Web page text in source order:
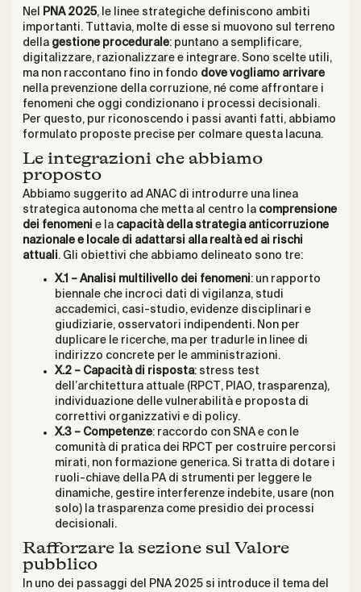
Nel PNA 2025, le linee strategiche definiscono ambiti
importanti. Tuttavia, molte di esse si muovono sul terreno
della gestione procedurale: puntano a semplificare,
digitalizzare, razionalizzare e integrare. Sono scelte utili,
ma non raccontano fino in fondo dove vogliamo arrivare
nella prevenzione della corruzione, né come affrontare i
fenomeni che oggi condizionano i processi decisionali.
Per questo, pur riconoscendo i passi avanti fatti, abbiamo
formulato proposte precise per colmare questa lacuna.
Le integrazioni che abbiamo
proposto
Abbiamo suggerito ad ANAC di introdurre una linea
strategica autonoma che metta al centro la comprensione
dei fenomeni e la capacità della strategia anticorruzione
nazionale e locale di adattarsi alla realtà ed ai rischi
attuali. Gli obiettivi che abbiamo delineato sono tre:
X.1 – Analisi multilivello dei fenomeni: un rapporto
biennale che incroci dati di vigilanza, studi
accademici, casi-studio, evidenze disciplinari e
giudiziarie, osservatori indipendenti. Non per
duplicare le ricerche, ma per tradurle in linee di
indirizzo concrete per le amministrazioni.
X.2 – Capacità di risposta: stress test
dell’architettura attuale (RPCT, PIAO, trasparenza),
individuazione delle vulnerabilità e proposta di
correttivi organizzativi e di policy.
X.3 – Competenze: raccordo con SNA e con le
comunità di pratica dei RPCT per costruire percorsi
mirati, non formazione generica. Si tratta di dotare i
ruoli-chiave della PA di strumenti per leggere le
dinamiche, gestire interferenze indebite, usare (non
solo) la trasparenza come presidio dei processi
decisionali.
Rafforzare la sezione sul Valore
pubblico
In uno dei passaggi del PNA 2025 si introduce il tema del